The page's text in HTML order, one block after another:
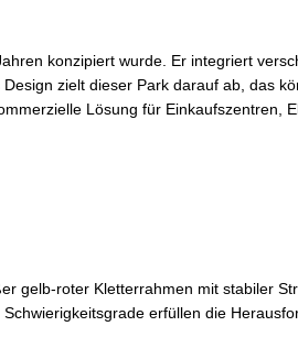
konzipiert wurde. Er integriert
zielt dieser Park darauf ab, das
Lösung für Einkaufszentren,
gelb-roter Kletterrahmen mit stabiler
erfüllen die